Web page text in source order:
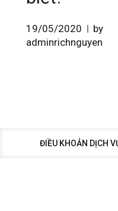
19/05/2020
by
adminrichnguyen
ĐIỀU KHOẢN DỊCH